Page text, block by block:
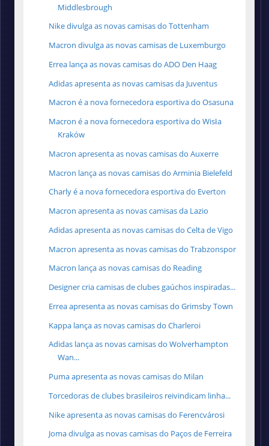
Middlesbrough
Nike divulga as novas camisas do Tottenham
Macron divulga as novas camisas de Luxemburgo
Errea lança as novas camisas do ADO Den Haag
Adidas apresenta as novas camisas da Juventus
Macron é a nova fornecedora esportiva do Osasuna
Macron é a nova fornecedora esportiva do Wisła
Kraków
Macron apresenta as novas camisas do Auxerre
Macron lança as novas camisas do Arminia Bielefeld
Charly é a nova fornecedora esportiva do Everton
Macron apresenta as novas camisas da Lazio
Adidas apresenta as novas camisas do Celta de Vigo
Macron apresenta as novas camisas do Trabzonspor
Macron lança as novas camisas do Reading
Designer cria camisas de clubes gaúchos inspiradas...
Errea apresenta as novas camisas do Grimsby Town
Kappa lança as novas camisas do Charleroi
Adidas lança as novas camisas do Wolverhampton
Wan...
Puma apresenta as novas camisas do Milan
Torcedoras de clubes brasileiros reivindicam linha...
Nike apresenta as novas camisas do Ferencvárosi
Joma divulga as novas camisas do Paços de Ferreira